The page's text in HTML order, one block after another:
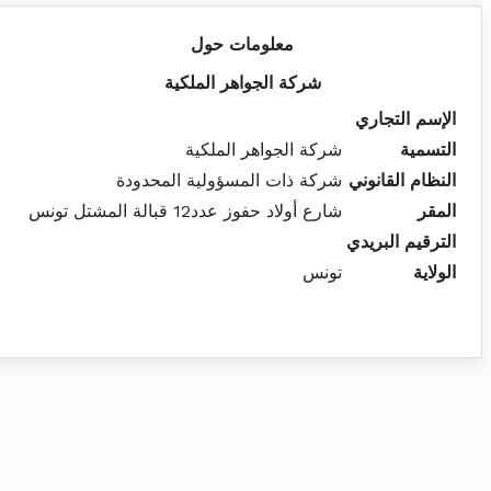
معلومات حول
شركة الجواهر الملكية
الإسم التجاري
التسمية
شركة الجواهر الملكية
النظام القانوني شركة ذات المسؤولية المحدودة
المقر
شارع أولاد حفوز عدد12 قبالة المشتل تونس
الترقيم البريدي
الولاية
تونس